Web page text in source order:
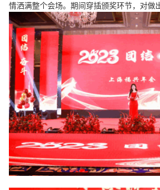
情洒满整个会场。期间穿插颁奖环节，对做